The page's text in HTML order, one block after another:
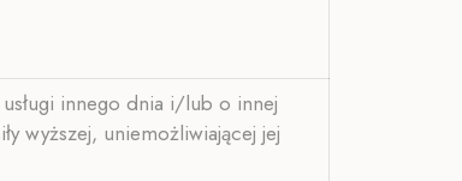
innego dnia i/lub o innej
wyższej, uniemożliwiającej jej